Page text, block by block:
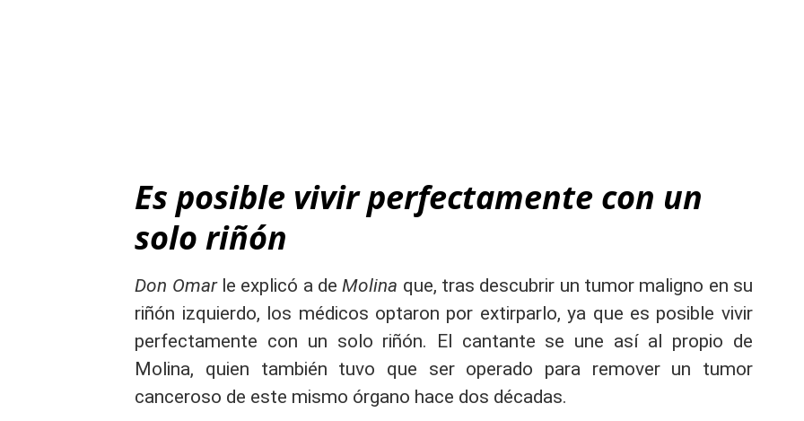
Es posible vivir perfectamente con un
solo riñón
Don Omarle explicó a deMolina que, tras descubrir un tumor maligno en su
riñón izquierdo, los médicos optaron por extirparlo, ya que es posible vivir
perfectamente con un solo riñón. El cantante se une así al propio de
Molina, quien también tuvo que ser operado para remover un tumor
canceroso de este mismo órgano hace dos décadas.